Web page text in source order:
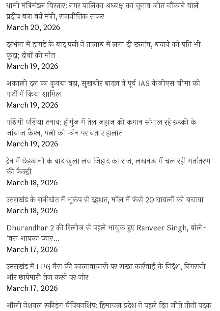
धामी मंत्रिमंडल विस्तार: नगर पालिका अध्यक्ष का चुनाव जीत चौंकाने वाले
प्रदीप बत्रा बने मंत्री, राजनीतिक सफर
March 20, 2026
दरभंगा में झगड़े के बाद पत्नी ने तालाब में लगा दी छलांग, बचाने को पति भी
कूदा; दोनों की मौत
March 19, 2026
अकाली दल का कुनबा बढ़ा, सुखबीर बादल ने पूर्व IAS केजीएस चीमा को
पार्टी में किया शामिल
March 19, 2026
पश्चिमी एशिया तनाव: होर्मुज में तेल जहाज की कमान संभाल रहे रुड़की के
जांबाज कैप्टन, पत्नी को फोन पर बताए हालात
March 19, 2026
ट्रेन में छेड़खानी के बाद खुला लव जिहाद का राज, लखनऊ में चल रही मतांतरण
की फैक्ट्री
March 18, 2026
उत्तराखंड के रानीखेत में भूकंप से दहशत, मॉल में फंसे 20 घायलों को बचाया
March 18, 2026
Dhurandhar 2 की रिलीज से पहले भावुक हुए Ranveer Singh, बोले-
‘बस आपका प्यार…
March 17, 2026
उत्तराखंड में LPG गैस की कालाबाजारी पर सख्त कार्रवाई के निर्देश, निगरानी
और छापेमारी तेज करने पर जोर
March 17, 2026
औली नेशनल स्कीइंग चैंपियनशिप: हिमाचल प्रदेश ने पहले दिन जीते तीनों पदक